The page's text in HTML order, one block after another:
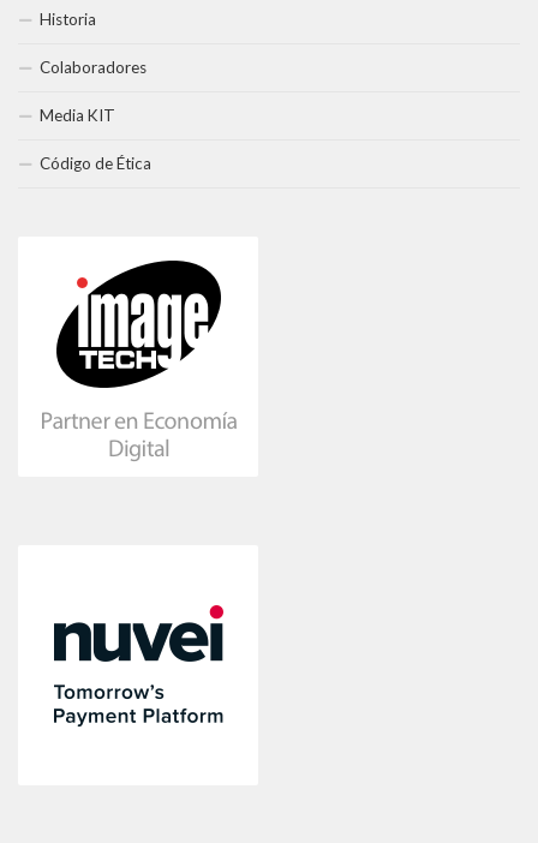
Historia
Colaboradores
Media KIT
Código de Ética